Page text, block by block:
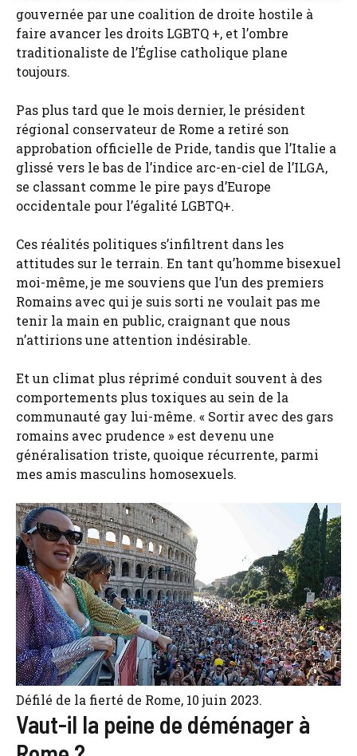
gouvernée par une coalition de droite hostile à
faire avancer les droits LGBTQ +, et l’ombre
traditionaliste de l’Église catholique plane
toujours.
Pas plus tard que le mois dernier, le président
régional conservateur de Rome a retiré son
approbation officielle de Pride, tandis que l’Italie a
glissé vers le bas de l’indice arc-en-ciel de l’ILGA,
se classant comme le pire pays d’Europe
occidentale pour l’égalité LGBTQ+.
Ces réalités politiques s’infiltrent dans les
attitudes sur le terrain. En tant qu’homme bisexuel
moi-même, je me souviens que l’un des premiers
Romains avec qui je suis sorti ne voulait pas me
tenir la main en public, craignant que nous
n’attirions une attention indésirable.
Et un climat plus réprimé conduit souvent à des
comportements plus toxiques au sein de la
communauté gay lui-même. « Sortir avec des gars
romains avec prudence » est devenu une
généralisation triste, quoique récurrente, parmi
mes amis masculins homosexuels.
Défilé de la fierté de Rome, 10 juin 2023.
Vaut-il la peine de déménager à